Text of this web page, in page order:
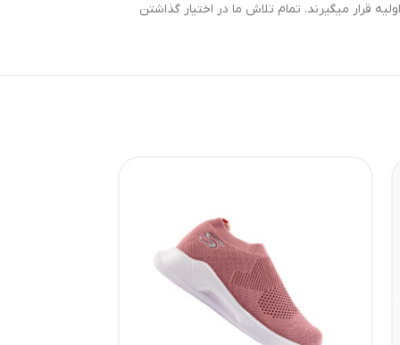
قرار میگیرند. تمام تلاش ما در اختیار گذاشتن